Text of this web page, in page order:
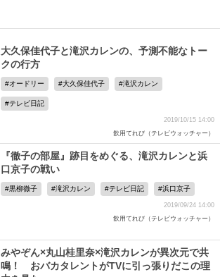
大久保佳代子と滝沢カレンの、予測不能なトー
クの行方
オードリー 大久保佳代子 滝沢カレン
テレビ日記
2019/10/15 14:00
飲用てれび（テレビウォッチャー）
『徹子の部屋』跡目をめぐる、滝沢カレンと浜
口京子の戦い
黒柳徹子 滝沢カレン テレビ日記 浜口京子
2019/09/24 14:00
飲用てれび（テレビウォッチャー）
みやぞん×丸山桂里奈×滝沢カレンが異次元で共
鳴！ おバカタレントがTVに引っ張りだこの理